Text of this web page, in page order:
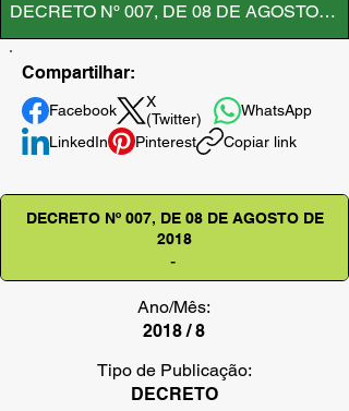
DECRETO Nº 007, DE 08 DE AGOSTO DE
Compartilhar:
Facebook
X
(Twitter)
WhatsApp
LinkedIn
Pinterest Copiar link
DECRETO Nº 007, DE 08 DE AGOSTO DE
2018
-
Ano/Mês:
2018 / 8
Tipo de Publicação:
DECRETO